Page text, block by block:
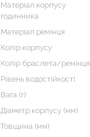
Матеріал корпусу
годинника
Матеріал ремінця
Колір корпусу
Колір браслета/ремінця
Рівень водостійкості
Вага (г)
Діаметр корпусу (мм)
Товщина (мм)